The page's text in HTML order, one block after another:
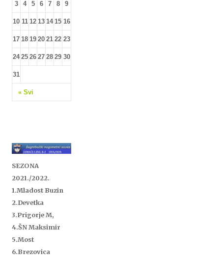
« Svi
3 4 5 6 7 8 9
10 11 12 13 14 15 16
17 18 19 20 21 22 23
24 25 26 27 28 29 30
31
SEZONA
2021./2022.
1.Mladost Buzin
2.Devetka
3.Prigorje M,
4.ŠN Maksimir
5.Most
6.Brezovica